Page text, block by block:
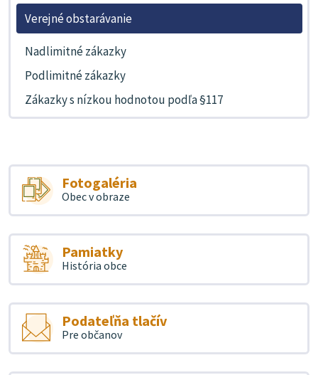
Verejné obstarávanie
Nadlimitné zákazky
Podlimitné zákazky
Zákazky s nízkou hodnotou podľa §117
Fotogaléria
Obec v obraze
Pamiatky
História obce
Podateľňa tlačív
Pre občanov